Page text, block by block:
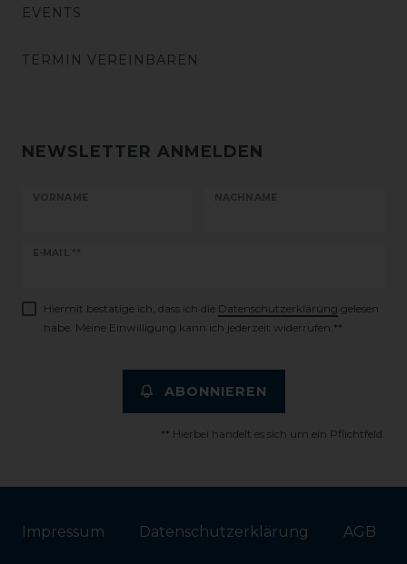
EVENTS
TERMIN VEREINBAREN
NEWSLETTER ANMELDEN
VORNAME NACHNAME
E-MAIL **
Newsletter
Hiermit bestätige ich, dass ich die Daten­schutz­erklärung gelesen
habe. Meine Einwilligung kann ich jederzeit widerrufen.**
ABONNIEREN
** Hierbei handelt es sich um ein Pflichtfeld.
Impressum Daten­schutz­erklärung AGB